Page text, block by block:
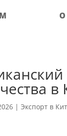
О
в
|Экспорт в